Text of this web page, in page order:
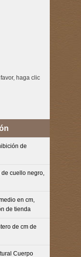
haga clic
de
cuello negro,
en cm,
de tienda
de cm de
Cuerpo